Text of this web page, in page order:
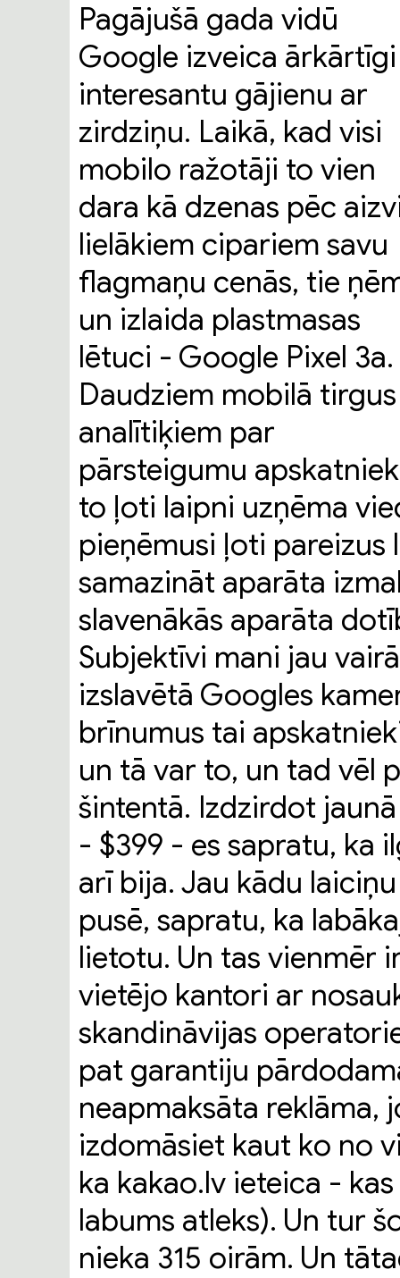
Pagājušā gada vidū
Google izveica ārkārtīgi
interesantu gājienu ar
zirdziņu. Laikā, kad visi
mobilo ražotāji to vien
dara kā dzenas pēc
lielākiem cipariem savu
flagmaņu cenās, tie
un izlaida plastmasas
lētuci - Google Pixel 3a.
Daudziem mobilā tirgus
analītiķiem par
pārsteigumu
to ļoti laipni uzņēma
pieņēmusi ļoti pareizus
samazināt aparāta
slavenākās aparāta
Subjektīvi mani jau
izslavētā Googles
brīnumus tai
un tā var to, un tad vēl
šintentā. Izdzirdot
- $399 - es sapratu, ka
arī bija. Jau kādu
pusē, sapratu, ka
lietotu. Un tas vienmēr
vietējo kantori ar
skandināvijas
pat garantiju
neapmaksāta reklāma,
izdomāsiet kaut ko no
ka kakao.lv ieteica -
labums atleks). Un tur
nieka 315 oirām. Un